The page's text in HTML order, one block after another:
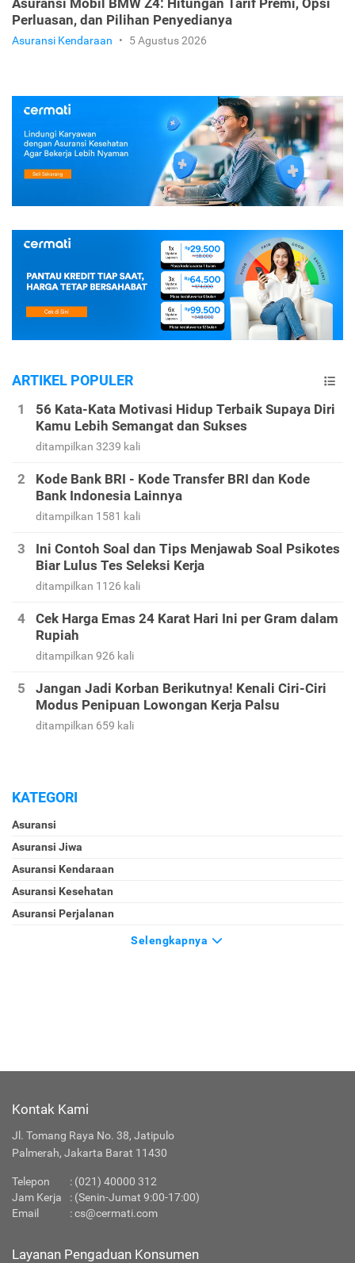
Perluasan, dan Pilihan Penyedianya
Asuransi Kendaraan • 5 Agustus 2026
ARTIKEL POPULER
56 Kata-Kata Motivasi Hidup Terbaik Supaya Diri
Kamu Lebih Semangat dan Sukses
ditampilkan 3239 kali
Kode Bank BRI - Kode Transfer BRI dan Kode
Bank Indonesia Lainnya
ditampilkan 1581 kali
Ini Contoh Soal dan Tips Menjawab Soal Psikotes
Biar Lulus Tes Seleksi Kerja
ditampilkan 1126 kali
Cek Harga Emas 24 Karat Hari Ini per Gram dalam
Rupiah
ditampilkan 926 kali
Jangan Jadi Korban Berikutnya! Kenali Ciri-Ciri
Modus Penipuan Lowongan Kerja Palsu
ditampilkan 659 kali
KATEGORI
Asuransi
Asuransi Jiwa
Asuransi Kendaraan
Asuransi Kesehatan
Asuransi Perjalanan
Selengkapnya
Kontak Kami
Jl. Tomang Raya No. 38, Jatipulo
Palmerah, Jakarta Barat 11430
Telepon : (021) 40000 312
Jam Kerja
: (Senin-Jumat 9:00-17:00)
Email
:cs@cermati.com
Layanan Pengaduan Konsumen